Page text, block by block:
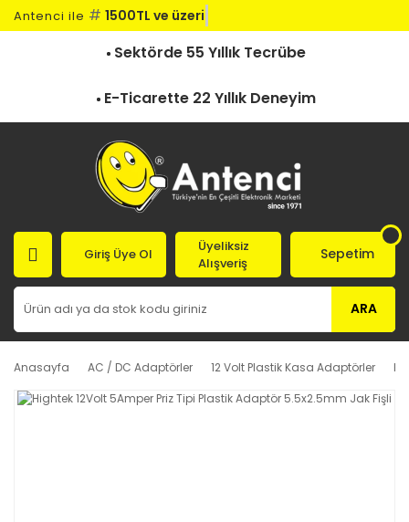
Antenci ile # 1500TL ve üzeri k
Sektörde 55 Yıllık Tecrübe
E-Ticarette 22 Yıllık Deneyim
ARA
Giriş Üye Ol
Üyeliksiz
Alışveriş
Sepetim
Anasayfa AC / DC Adaptörler 12 Volt Plastik Kasa Adaptörler